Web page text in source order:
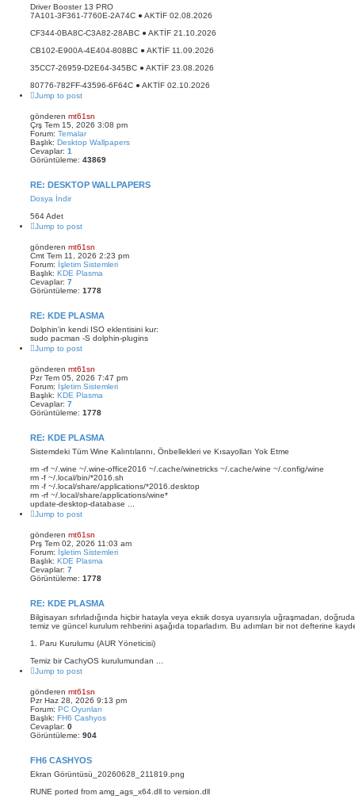
Driver Booster 13 PRO
7A101-3F361-7760E-2A74C ● AKTİF 02.08.2026
CF344-0BA8C-C3A82-28ABC ● AKTİF 21.10.2026
CB102-E900A-4E404-808BC ● AKTİF 11.09.2026
35CC7-26959-D2E64-345BC ● AKTİF 23.08.2026
80776-782FF-43596-6F64C ● AKTİF 02.10.2026
Jump to post
gönderen mt61sn
Çrş Tem 15, 2026 3:08 pm
Forum: Temalar
Başlık: Desktop Wallpapers
Cevaplar: 1
Görüntüleme: 43869
RE: DESKTOP WALLPAPERS
Dosya İndir
564 Adet
Jump to post
gönderen mt61sn
Cmt Tem 11, 2026 2:23 pm
Forum: İşletim Sistemleri
Başlık: KDE Plasma
Cevaplar: 7
Görüntüleme: 1778
RE: KDE PLASMA
Dolphin'in kendi ISO eklentisini kur:
sudo pacman -S dolphin-plugins
Jump to post
gönderen mt61sn
Pzr Tem 05, 2026 7:47 pm
Forum: İşletim Sistemleri
Başlık: KDE Plasma
Cevaplar: 7
Görüntüleme: 1778
RE: KDE PLASMA
Sistemdeki Tüm Wine Kalıntılarını, Önbellekleri ve Kısayolları Yok Etme
rm -rf ~/.wine ~/.wine-office2016 ~/.cache/winetricks ~/.cache/wine ~/.config/wine
rm -f ~/.local/bin/*2016.sh
rm -f ~/.local/share/applications/*2016.desktop
rm -rf ~/.local/share/applications/wine*
update-desktop-database ...
Jump to post
gönderen mt61sn
Prş Tem 02, 2026 11:03 am
Forum: İşletim Sistemleri
Başlık: KDE Plasma
Cevaplar: 7
Görüntüleme: 1778
RE: KDE PLASMA
Bilgisayarı sıfırladığında hiçbir hatayla veya eksik dosya uyarısıyla uğraşmadan,
temiz ve güncel kurulum rehberini aşağıda toparladım. Bu adımları bir not defterine
1. Paru Kurulumu (AUR Yöneticisi)
Temiz bir CachyOS kurulumundan ...
Jump to post
gönderen mt61sn
Pzr Haz 28, 2026 9:13 pm
Forum: PC Oyunları
Başlık: FH6 Cashyos
Cevaplar: 0
Görüntüleme: 904
FH6 CASHYOS
Ekran Görüntüsü_20260628_211819.png
RUNE ported from amg_ags_x64.dll to version.dll